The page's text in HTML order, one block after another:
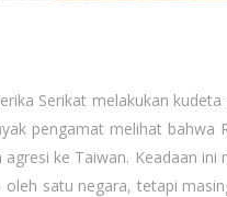
Serikat melakukan kudeta
pengamat melihat bahwa
ke Taiwan. Keadaan ini
satu negara, tetapi